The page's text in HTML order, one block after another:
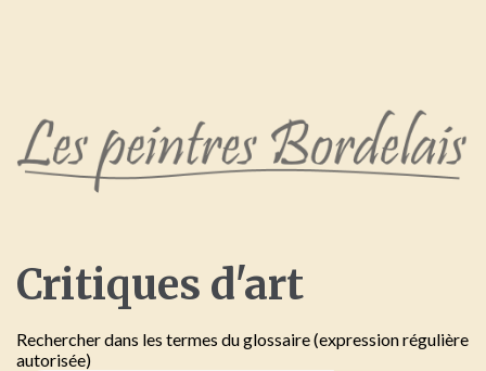
Critiques d'art
Rechercher dans les termes du glossaire (expression régulière
autorisée)